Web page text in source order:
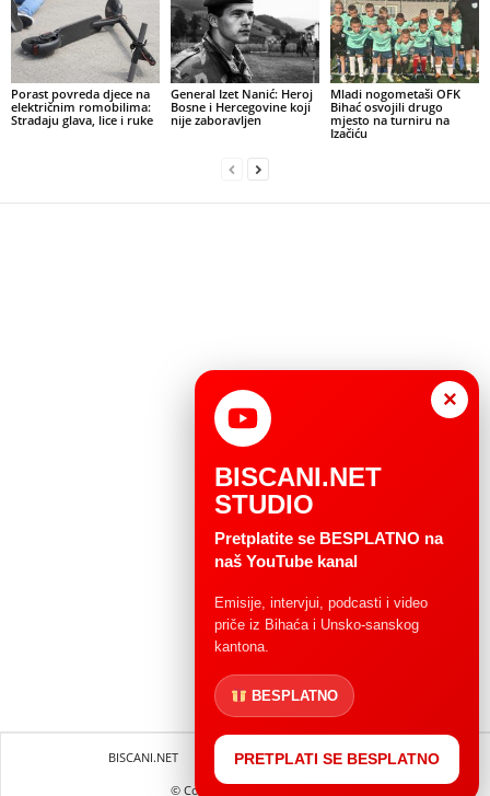
Porast povreda djece na
električnim romobilima:
Stradaju glava, lice i ruke
General Izet Nanić: Heroj
Bosne i Hercegovine koji
nije zaboravljen
Mladi nogometaši OFK
Bihać osvojili drugo
mjesto na turniru na
Izačiću
BISCANI.NET Impressum
Uvjeti korištenja
© Copryright 2004 - 2025.
×
BISCANI.NET
STUDIO
Pretplatite se BESPLATNO na
naš YouTube kanal
Emisije, intervjui, podcasti i video
priče iz Bihaća i Unsko-sanskog
kantona.
BESPLATNO
PRETPLATI SE BESPLATNO